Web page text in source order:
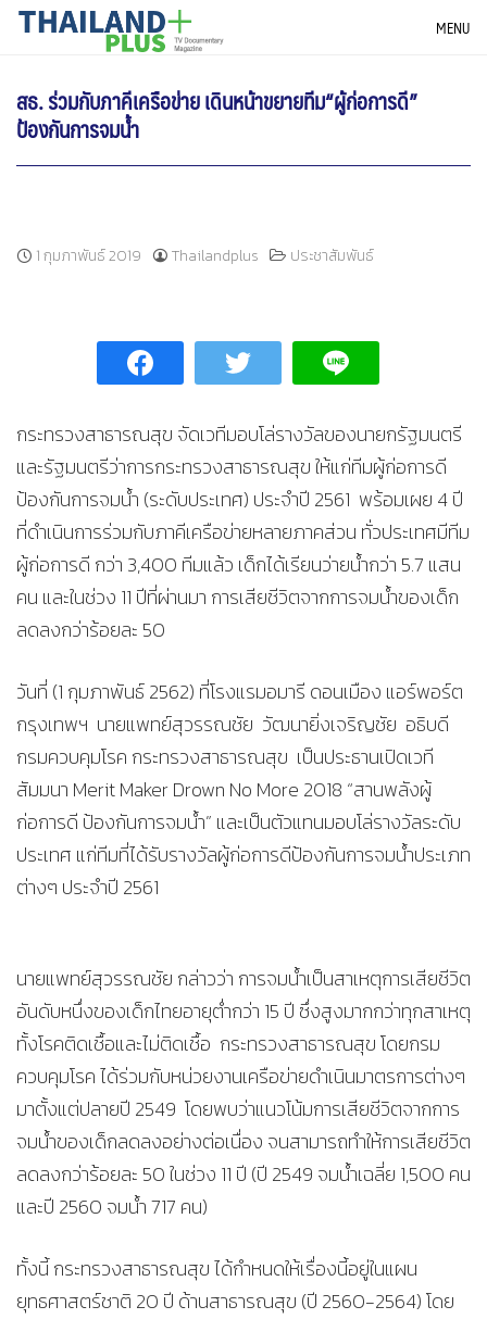
SkipTHAILANDPLUS NEWS MENU
สธ. ร่วมกับภาคีเครือข่าย เดินหน้าขยายทีม“ผู้ก่อการดี”
ป้องกันการจมน้ำ
1 กุมภาพันธ์ 2019 Thailandplus ประชาสัมพันธ์
กระทรวงสาธารณสุข จัดเวทีมอบโล่รางวัลของนายกรัฐมนตรี
และรัฐมนตรีว่าการกระทรวงสาธารณสุข ให้แก่ทีมผู้ก่อการดี
ป้องกันการจมน้ำ (ระดับประเทศ) ประจำปี 2561 พร้อมเผย 4 ปี
ที่ดำเนินการร่วมกับภาคีเครือข่ายหลายภาคส่วน ทั่วประเทศมีทีม
ผู้ก่อการดี กว่า 3,400 ทีมแล้ว เด็กได้เรียนว่ายน้ำกว่า 5.7 แสน
คน และในช่วง 11 ปีที่ผ่านมา การเสียชีวิตจากการจมน้ำของเด็ก
ลดลงกว่าร้อยละ 50
วันที่ (1 กุมภาพันธ์ 2562) ที่โรงแรมอมารี ดอนเมือง แอร์พอร์ต
กรุงเทพฯ นายแพทย์สุวรรณชัย วัฒนายิ่งเจริญชัย อธิบดี
กรมควบคุมโรค กระทรวงสาธารณสุข เป็นประธานเปิดเวที
สัมมนา Merit Maker Drown No More 2018 “สานพลังผู้
ก่อการดี ป้องกันการจมน้ำ” และเป็นตัวแทนมอบโล่รางวัลระดับ
ประเทศ แก่ทีมที่ได้รับรางวัลผู้ก่อการดีป้องกันการจมน้ำประเภท
ต่างๆ ประจำปี 2561
นายแพทย์สุวรรณชัย กล่าวว่า การจมน้ำเป็นสาเหตุการเสียชีวิต
อันดับหนึ่งของเด็กไทยอายุต่ำกว่า 15 ปี ซึ่งสูงมากกว่าทุกสาเหตุ
ทั้งโรคติดเชื้อและไม่ติดเชื้อ กระทรวงสาธารณสุข โดยกรม
ควบคุมโรค ได้ร่วมกับหน่วยงานเครือข่ายดำเนินมาตรการต่างๆ
มาตั้งแต่ปลายปี 2549 โดยพบว่าแนวโน้มการเสียชีวิตจากการ
จมน้ำของเด็กลดลงอย่างต่อเนื่อง จนสามารถทำให้การเสียชีวิต
ลดลงกว่าร้อยละ 50 ในช่วง 11 ปี (ปี 2549 จมน้ำเฉลี่ย 1,500 คน
และปี 2560 จมน้ำ 717 คน)
ทั้งนี้ กระทรวงสาธารณสุข ได้กำหนดให้เรื่องนี้อยู่ในแผน
ยุทธศาสตร์ชาติ 20 ปี ด้านสาธารณสุข (ปี 2560-2564) โดย